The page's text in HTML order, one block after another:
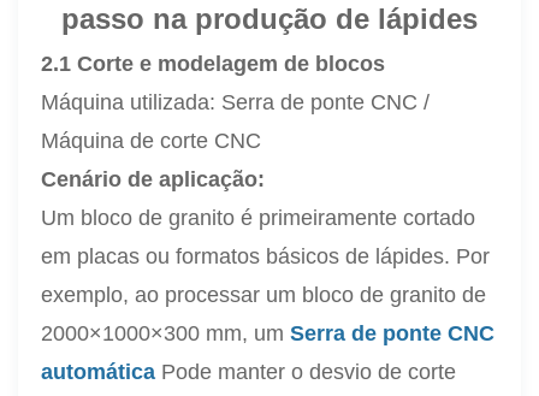
passo na produção de lápides
2.1 Corte e modelagem de blocos
Máquina utilizada: Serra de ponte CNC /
Máquina de corte CNC
Cenário de aplicação:
Um bloco de granito é primeiramente cortado
em placas ou formatos básicos de lápides. Por
exemplo, ao processar um bloco de granito de
2000×1000×300 mm, umSerra de ponte CNC
automática Pode manter o desvio de corte